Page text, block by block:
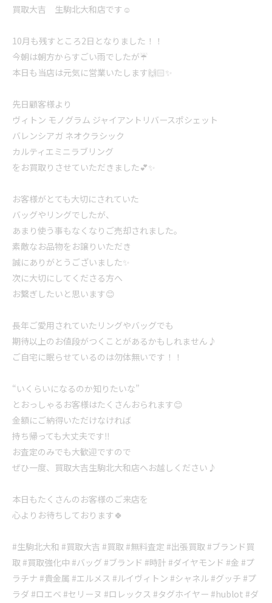
買取大吉 生駒北大和店です☺️
10月も残すところ2日となりました！！
今朝は朝方からすごい雨でしたが☔
本日も当店は元気に営業いたします🙌🏻✨
先日顧客様より
ヴィトン モノグラム ジャイアントリバースポシェット
バレンシアガ ネオクラシック
カルティエミニラブリング
をお買取りさせていただきました💕✨
お客様がとても大切にされていた
バッグやリングでしたが、
あまり使う事もなくなりご売却されました。
素敵なお品物をお譲りいただき
誠にありがとうございました✨
次に大切にしてくださる方へ
お繋ぎしたいと思います😊
長年ご愛用されていたリングやバッグでも
期待以上のお値段がつくことがあるかもしれません♪
ご自宅に眠らせているのは勿体無いです！！
“いくらいになるのか知りたいな”
とおっしゃるお客様はたくさんおられます😊
金額にご納得いただけなければ
持ち帰っても大丈夫です‼️
お査定のみでも大歓迎ですので
ぜひ一度、買取大吉生駒北大和店へお越しください♪
本日もたくさんのお客様のご来店を
心よりお待ちしております🍀
#生駒北大和 #買取大吉 #買取 #無料査定 #出張買取 #ブランド買
取 #買取強化中 #バッグ #ブランド #時計 #ダイヤモンド #金 #プ
ラチナ #貴金属 #エルメス #ルイヴィトン #シャネル #グッチ #プ
ラダ #ロエベ #セリーヌ #ロレックス #タグホイヤー #hublot #ダ